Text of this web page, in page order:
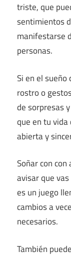
triste, que
sentimientos
manifestarse
personas.
Si en el
rostro o
de sorpresas
que en tu vida
abierta y
Soñar con
avisar que
es un juego
cambios a
necesarios.
También